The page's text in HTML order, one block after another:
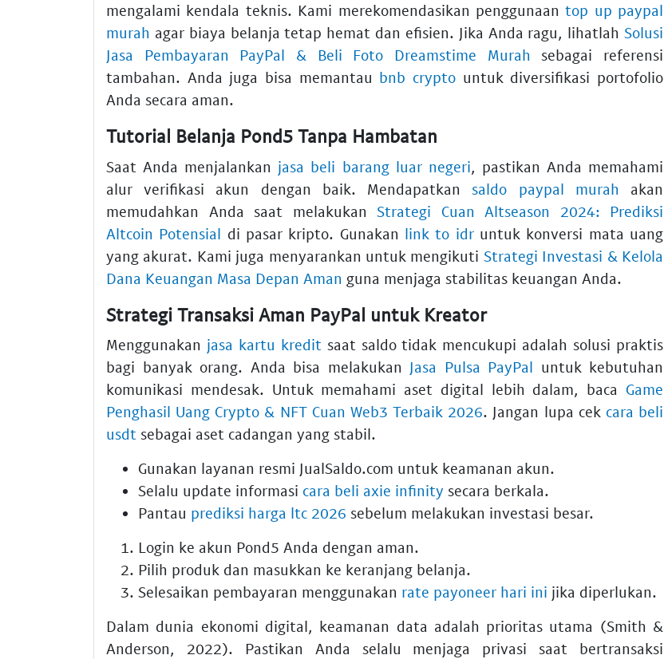
mengalami kendala teknis. Kami merekomendasikan penggunaantop up paypal
murah agar biaya belanja tetap hemat dan efisien. Jika Anda ragu, lihatlah Solusi
Jasa Pembayaran PayPal & Beli Foto Dreamstime Murah sebagai referensi
tambahan. Anda juga bisa memantau bnb crypto untuk diversifikasi portofolio
Anda secara aman.
Tutorial Belanja Pond5 Tanpa Hambatan
Saat Anda menjalankan jasa beli barang luar negeri, pastikan Anda memahami
alur verifikasi akun dengan baik. Mendapatkansaldo paypal murah akan
memudahkan Anda saat melakukan Strategi Cuan Altseason 2024: Prediksi
Altcoin Potensial di pasar kripto. Gunakan link to idruntuk konversi mata uang
yang akurat. Kami juga menyarankan untuk mengikuti Strategi Investasi & Kelola
Dana Keuangan Masa Depan Aman guna menjaga stabilitas keuangan Anda.
Strategi Transaksi Aman PayPal untuk Kreator
Menggunakan jasa kartu kredit saat saldo tidak mencukupi adalah solusi praktis
bagi banyak orang. Anda bisa melakukan Jasa Pulsa PayPal untuk kebutuhan
komunikasi mendesak. Untuk memahami aset digital lebih dalam, baca Game
Penghasil Uang Crypto & NFT Cuan Web3 Terbaik 2026. Jangan lupa cek cara beli
usdt sebagai aset cadangan yang stabil.
Gunakan layanan resmi JualSaldo.com untuk keamanan akun.
Selalu update informasi cara beli axie infinity secara berkala.
Pantau prediksi harga ltc 2026 sebelum melakukan investasi besar.
Login ke akun Pond5 Anda dengan aman.
Pilih produk dan masukkan ke keranjang belanja.
Selesaikan pembayaran menggunakan rate payoneer hari ini jika diperlukan.
Dalam dunia ekonomi digital, keamanan data adalah prioritas utama (Smith &
Anderson, 2022). Pastikan Anda selalu menjaga privasi saat bertransaksi